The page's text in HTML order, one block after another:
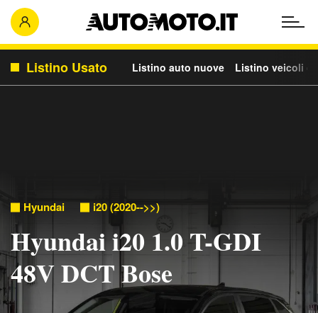
Listino Usato Listino auto nuove Listino veicoli
Hyundai i20 (2020-->>)
Hyundai i20 1.0 T-GDI
48V DCT Bose